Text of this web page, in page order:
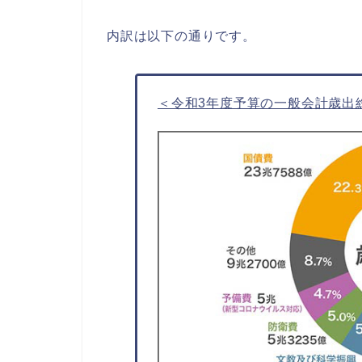
内訳は以下の通りです。
＜令和3年度予算の一般会計歳出